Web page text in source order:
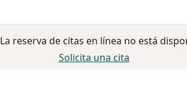
La reserva de citas en línea no está
Solicita una cita